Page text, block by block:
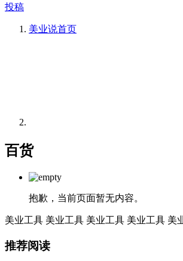
投稿
美业说首页
百货
抱歉，当前页面暂无内容。
美业工具 美业工具 美业工具 美业工具 美
推荐阅读